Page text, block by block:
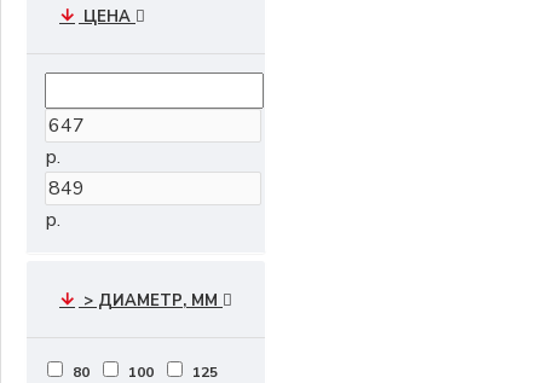
ЦЕНА
р.
р.
> ДИАМЕТР, ММ
80 100 125